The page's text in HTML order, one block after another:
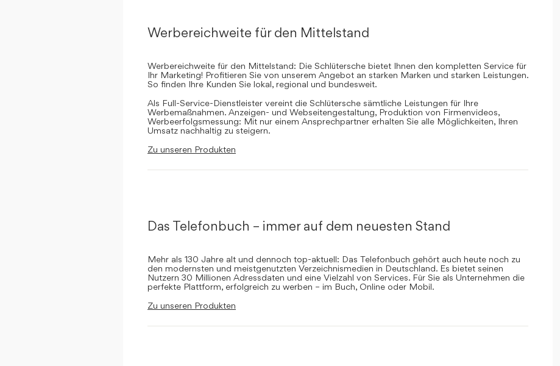
Werbereichweite für den Mittelstand
Werbereichweite für den Mittelstand: Die Schlütersche bietet Ihnen den kompletten Service für
Ihr Marketing! Profitieren Sie von unserem Angebot an starken Marken und starken Leistungen.
So finden Ihre Kunden Sie lokal, regional und bundesweit.
Als Full-Service-Dienstleister vereint die Schlütersche sämtliche Leistungen für Ihre
Werbemaßnahmen. Anzeigen- und Webseitengestaltung, Produktion von Firmenvideos,
Werbeerfolgsmessung: Mit nur einem Ansprechpartner erhalten Sie alle Möglichkeiten, Ihren
Umsatz nachhaltig zu steigern.
Zu unseren Produkten
Das Telefonbuch – immer auf dem neuesten Stand
Mehr als 130 Jahre alt und dennoch top-aktuell: Das Telefonbuch gehört auch heute noch zu
den modernsten und meistgenutzten Verzeichnismedien in Deutschland. Es bietet seinen
Nutzern 30 Millionen Adressdaten und eine Vielzahl von Services. Für Sie als Unternehmen die
perfekte Plattform, erfolgreich zu werben – im Buch, Online oder Mobil.
Zu unseren Produkten